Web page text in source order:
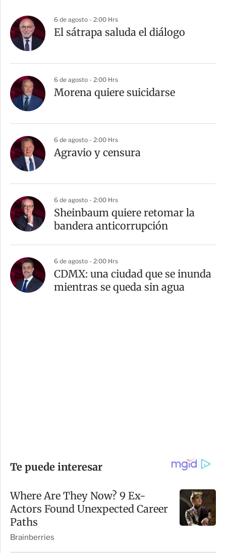
6 de agosto - 2:00 Hrs
El sátrapa saluda el diálogo
6 de agosto - 2:00 Hrs
Morena quiere suicidarse
6 de agosto - 2:00 Hrs
Agravio y censura
6 de agosto - 2:00 Hrs
Sheinbaum quiere retomar la
bandera anticorrupción
6 de agosto - 2:00 Hrs
CDMX: una ciudad que se inunda
mientras se queda sin agua